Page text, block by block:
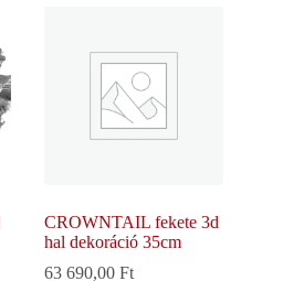
CROWNTAIL fekete 3d
hal dekoráció 35cm
63 690,00Ft